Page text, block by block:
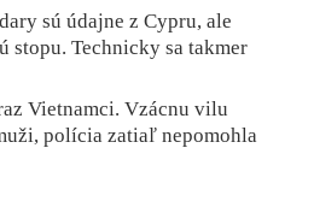
sú údajne z Cypru, ale
stopu. Technicky sa takmer
Vietnamci. Vzácnu vilu
polícia zatiaľ nepomohla